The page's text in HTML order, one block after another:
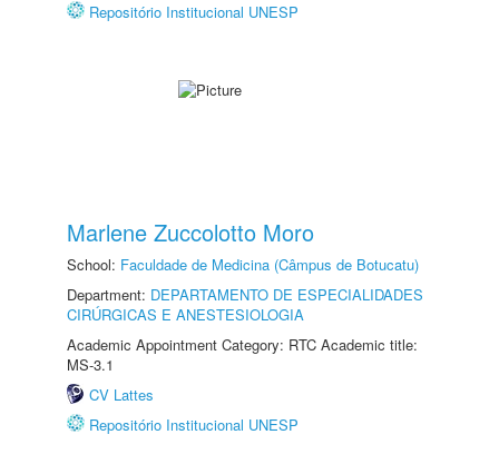
Repositório Institucional UNESP
Marlene Zuccolotto Moro
School: Faculdade de Medicina (Câmpus de Botucatu)
Department: DEPARTAMENTO DE ESPECIALIDADES
CIRÚRGICAS E ANESTESIOLOGIA
Academic Appointment Category: RTC Academic title:
MS-3.1
CV Lattes
Repositório Institucional UNESP